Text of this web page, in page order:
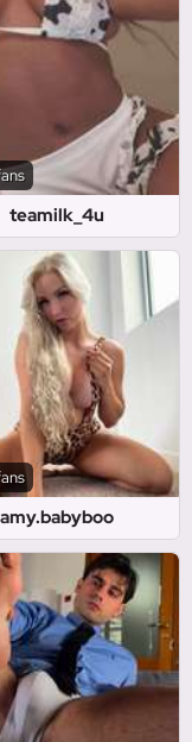
teamilk_4u
amy.babyboo